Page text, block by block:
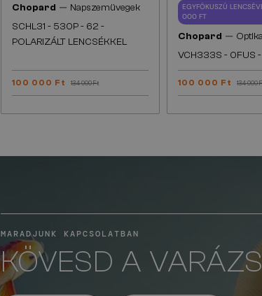
Chopard — Napszemüvegek
SCHL31 - 530P - 62 -
POLARIZÁLT LENCSÉKKEL
100 000 Ft 134 000 Ft
EGYFÓKUSZÚ
000 FT
Chopard —
VCH333S - 0FUS
100 000 Ft 134 000
MARADJUNK KAPCSOLATBAN
KÖVESD A